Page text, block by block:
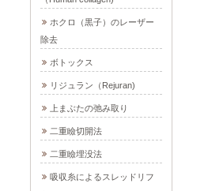
ホクロ（黒子）のレーザー
除去
ボトックス
リジュラン（Rejuran)
上まぶたの弛み取り
二重瞼切開法
二重瞼埋没法
吸収糸によるスレッドリフ